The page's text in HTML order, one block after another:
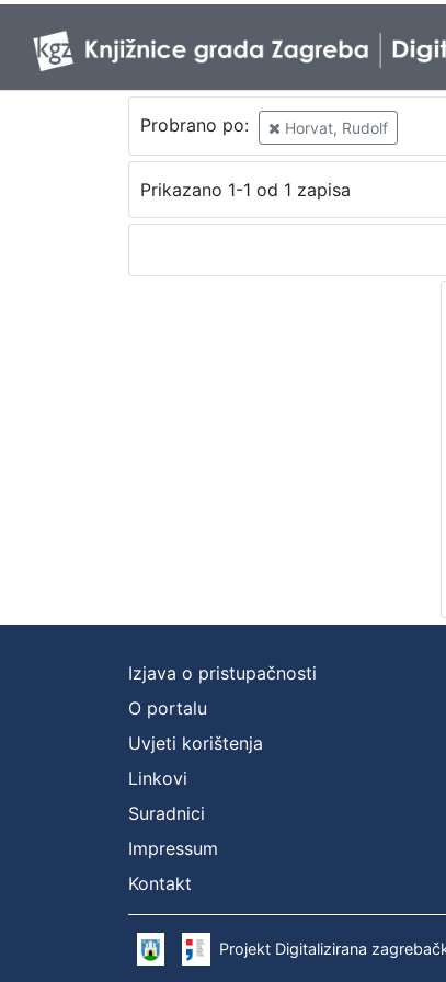
Probrano po: Horvat, Rudolf
Prikazano 1-1 od 1 zapisa
Izjava o pristupačnosti
O portalu
Uvjeti korištenja
Linkovi
Suradnici
Impressum
Kontakt
Projekt Digitalizirana